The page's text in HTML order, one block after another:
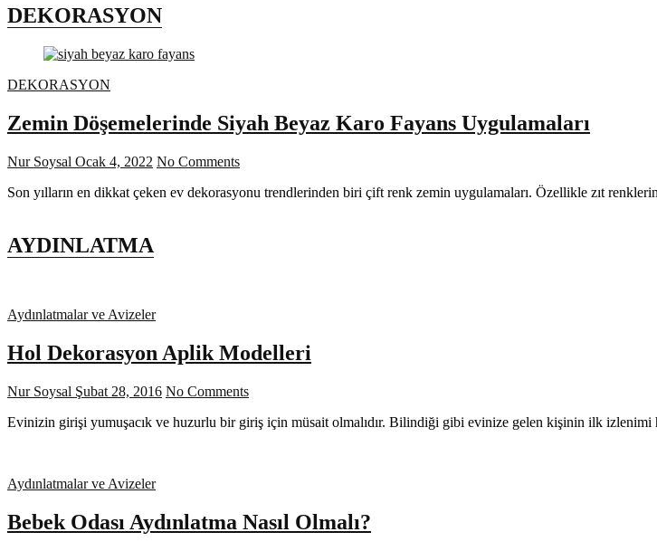
DEKORASYON
DEKORASYON
Zemin Döşemelerinde Siyah Beyaz Karo Fayans Uygulamaları
Nur Soysal Ocak 4, 2022 No Comments
Son yılların en dikkat çeken ev dekorasyonu trendlerinden biri çift renk zemin uygulamaları. Özellikle zıt
AYDINLATMA
Aydınlatmalar ve Avizeler
Hol Dekorasyon Aplik Modelleri
Nur Soysal Şubat 28, 2016 No Comments
Evinizin girişi yumuşacık ve huzurlu bir giriş için müsait olmalıdır. Bilindiği gibi evinize gelen kişinin ilk
Aydınlatmalar ve Avizeler
Bebek Odası Aydınlatma Nasıl Olmalı?